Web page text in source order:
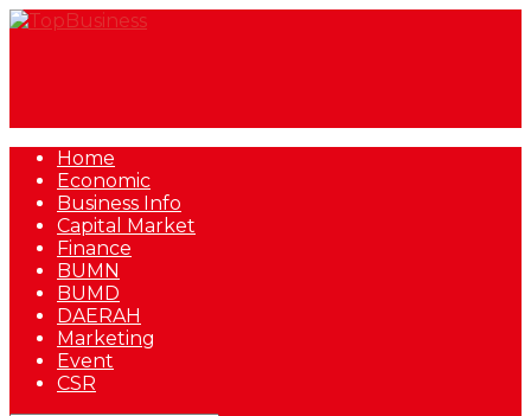
Home
Economic
Business Info
Capital Market
Finance
BUMN
BUMD
DAERAH
Marketing
Event
CSR